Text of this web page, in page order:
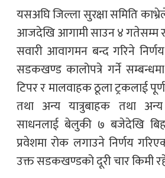
यसअघि जिल्ला सुरक्षा समिति
आजदेखि आगामी साउन ४ गतेसम्म
सवारी आवागमन बन्द गरिने
सडकखण्ड कालोपत्रे गर्ने
टिपर र मालवाहक ठूला ट्रकलाई
तथा अन्य यात्रुबाहक तथा
साधनलाई बेलुकी ७ बजेदेखि
प्रवेशमा रोक लगाउने निर्णय
उक्त सडकखण्डको दूरी चार किमी